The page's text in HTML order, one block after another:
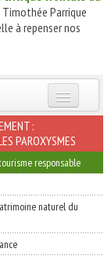
Timothée Parrique
à repenser nos
:
PAROXYSMES
responsable
naturel du